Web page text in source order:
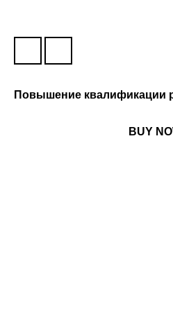
Повышение квалификации
BUY